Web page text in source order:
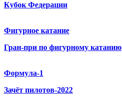
Кубок Федерации
Фигурное катание
Гран-при по фигурному катанию
Формула-1
Зачёт пилотов-2022